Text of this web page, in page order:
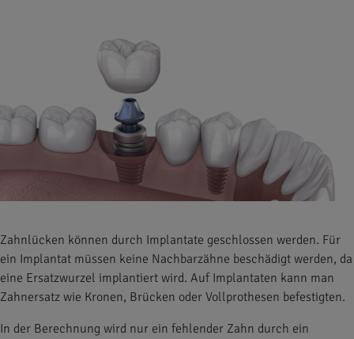
Zahnlücken können durch Implantate geschlossen werden. Für
ein Implantat müssen keine Nachbarzähne beschädigt werden, da
eine Ersatzwurzel implantiert wird. Auf Implantaten kann man
Zahnersatz wie Kronen, Brücken oder Vollprothesen befestigten.
In der Berechnung wird nur ein fehlender Zahn durch ein